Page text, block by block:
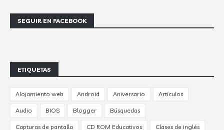
SEGUIR EN FACEBOOK
ETIQUETAS
Alojamiento web Android Aniversario Artículos
Audio BIOS Blogger Búsquedas
Capturas de pantalla CD ROM Educativos Clases de inglés